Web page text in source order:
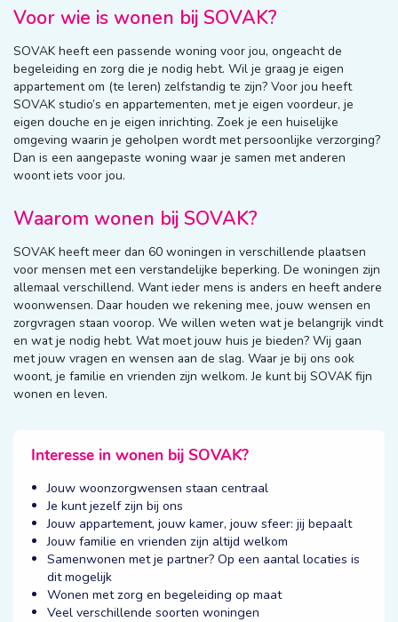
Voor wie is wonen bij SOVAK?
SOVAK heeft een passende woning voor jou, ongeacht de
begeleiding en zorg die je nodig hebt. Wil je graag je eigen
appartement om (te leren) zelfstandig te zijn? Voor jou heeft
SOVAK studio’s en appartementen, met je eigen voordeur, je
eigen douche en je eigen inrichting. Zoek je een huiselijke
omgeving waarin je geholpen wordt met persoonlijke verzorging?
Dan is een aangepaste woning waar je samen met anderen
woont iets voor jou.
Waarom wonen bij SOVAK?
SOVAK heeft meer dan 60 woningen in verschillende plaatsen
voor mensen met een verstandelijke beperking. De woningen zijn
allemaal verschillend. Want ieder mens is anders en heeft andere
woonwensen. Daar houden we rekening mee, jouw wensen en
zorgvragen staan voorop. We willen weten wat je belangrijk vindt
en wat je nodig hebt. Wat moet jouw huis je bieden? Wij gaan
met jouw vragen en wensen aan de slag. Waar je bij ons ook
woont, je familie en vrienden zijn welkom. Je kunt bij SOVAK fijn
wonen en leven.
Interesse in wonen bij SOVAK?
Jouw woonzorgwensen staan centraal
Je kunt jezelf zijn bij ons
Jouw appartement, jouw kamer, jouw sfeer: jij bepaalt
Jouw familie en vrienden zijn altijd welkom
Samenwonen met je partner? Op een aantal locaties is
dit mogelijk
Wonen met zorg en begeleiding op maat
Veel verschillende soorten woningen